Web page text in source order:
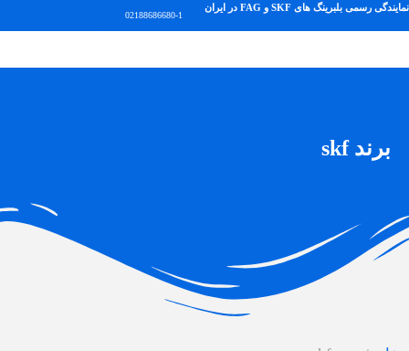
نمایندگی رسمی بلبرینگ های SKF و FAG در ایران
02188686680-1
برند skf